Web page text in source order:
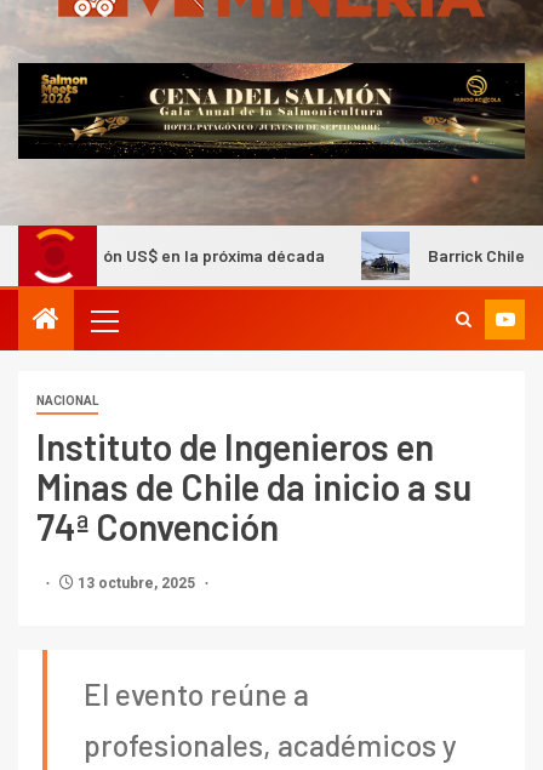
US$ en la próxima década Barrick Chile evacúa a 16
NACIONAL
Instituto de Ingenieros en
Minas de Chile da inicio a su
74ª Convención
13 octubre, 2025
El evento reúne a
profesionales, académicos y